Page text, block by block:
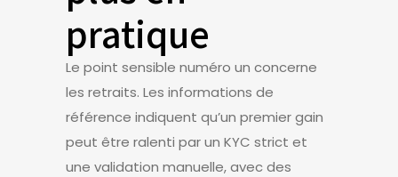
pratique
Le point sensible numéro un concerne
les retraits. Les informations de
référence indiquent qu’un premier gain
peut être ralenti par un KYC strict et
une validation manuelle, avec des